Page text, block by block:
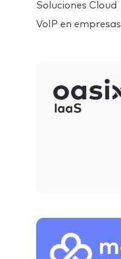
Soluciones Cloud
VoIP en empresas